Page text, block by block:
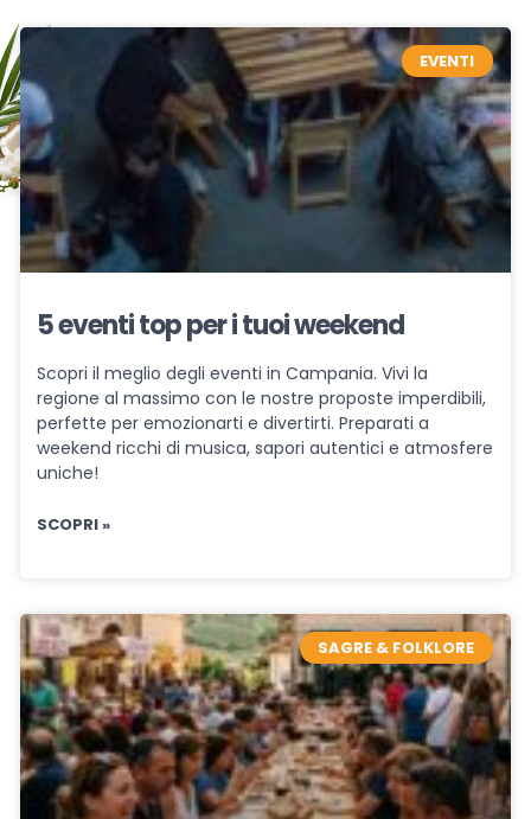
EVENTI
5 eventi top per i tuoi weekend
Scopri il meglio degli eventi in Campania. Vivi la
regione al massimo con le nostre proposte imperdibili,
perfette per emozionarti e divertirti. Preparati a
weekend ricchi di musica, sapori autentici e atmosfere
uniche!
SCOPRI »
SAGRE & FOLKLORE